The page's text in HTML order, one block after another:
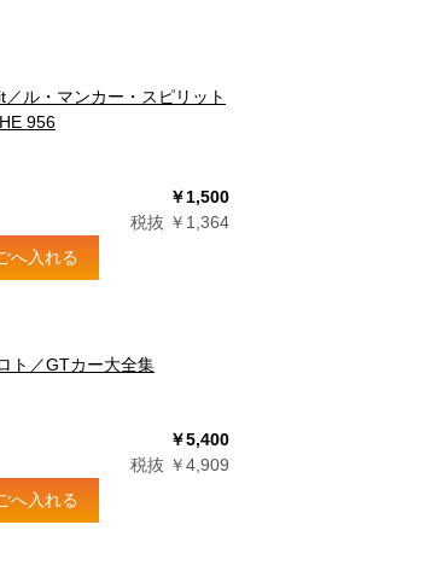
ル・マンカー・スピリット
956
￥1,500
税抜 ￥1,364
へ入れる
ト／GTカー大全集
￥5,400
税抜 ￥4,909
へ入れる